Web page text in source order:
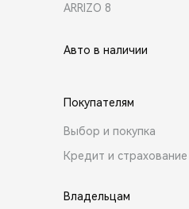
ARRIZO 8
Авто в наличии
Покупателям
Выбор и покупка
Кредит и страхование
Владельцам